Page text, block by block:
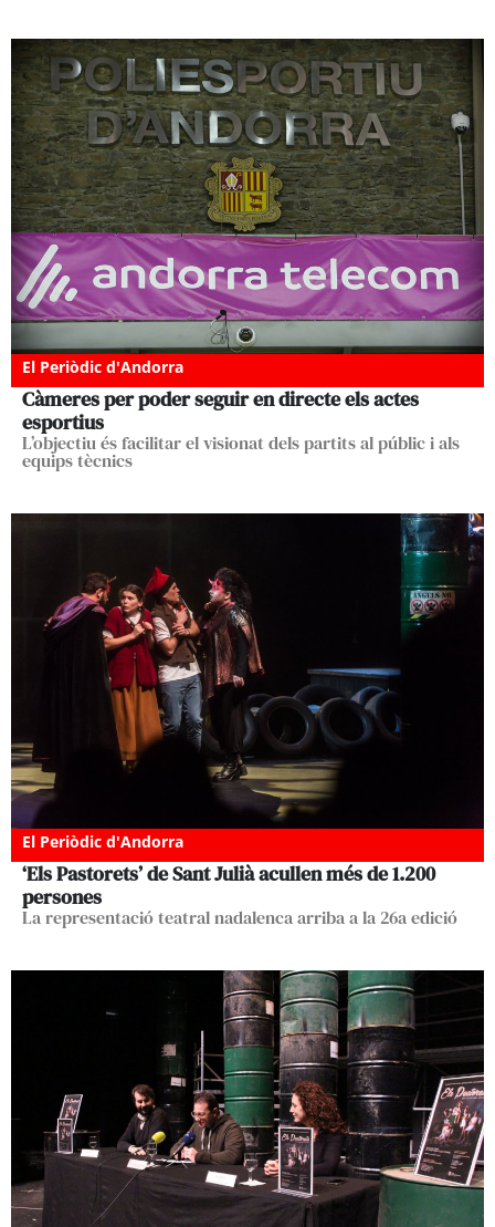
El Periòdic d'Andorra
Càmeres per poder seguir en directe els actes
esportius
L’objectiu és facilitar el visionat dels partits al públic i als
equips tècnics
El Periòdic d'Andorra
‘Els Pastorets’ de Sant Julià acullen més de 1.200
persones
La representació teatral nadalenca arriba a la 26a edició